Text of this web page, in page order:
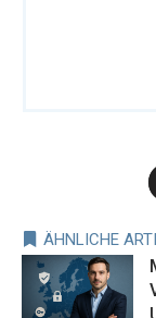
ÄHNLICHE